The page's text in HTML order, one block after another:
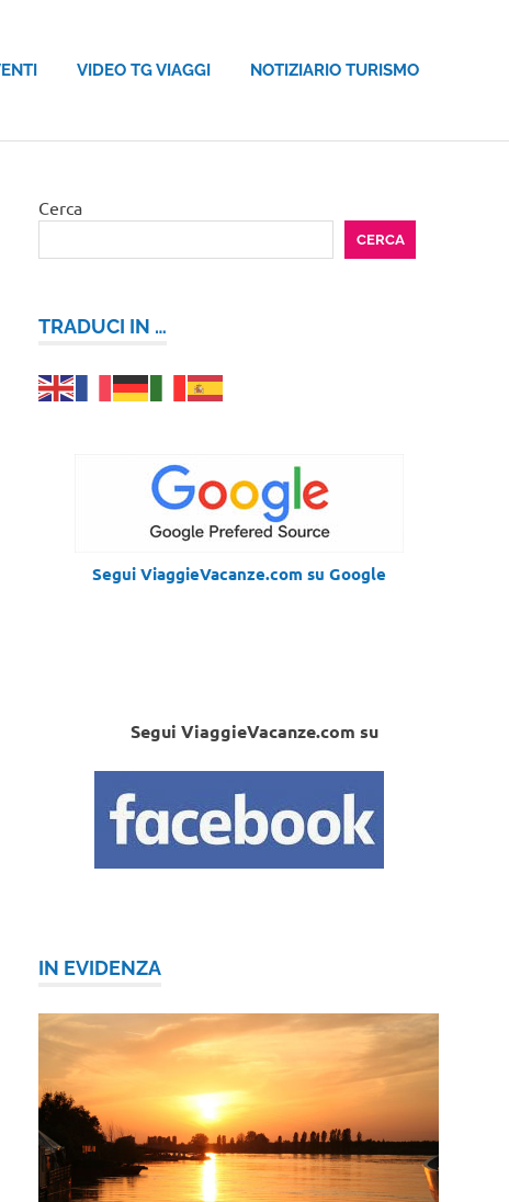
VIDEO TG VIAGGI NOTIZIARIO TURISMO
Cerca
CERCA
TRADUCI IN …
Segui ViaggieVacanze.com su Google
Segui ViaggieVacanze.com su
IN EVIDENZA